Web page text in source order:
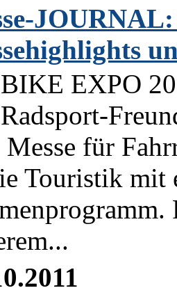
EXPO
Messe für
Touristik mit